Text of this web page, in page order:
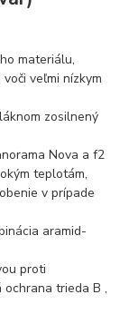
materiálu,
veľmi nízkym
zosilnený
Nova a f2
teplotám,
v prípade
aramid-
proti
trieda B ,